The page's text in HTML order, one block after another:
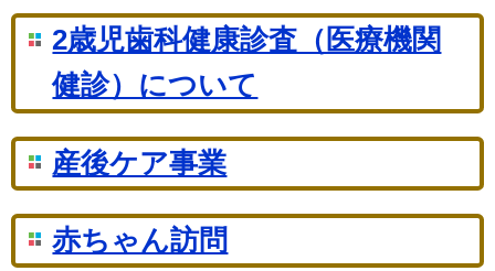
2歳児歯科健康診査（医療機関
健診）について
産後ケア事業
赤ちゃん訪問